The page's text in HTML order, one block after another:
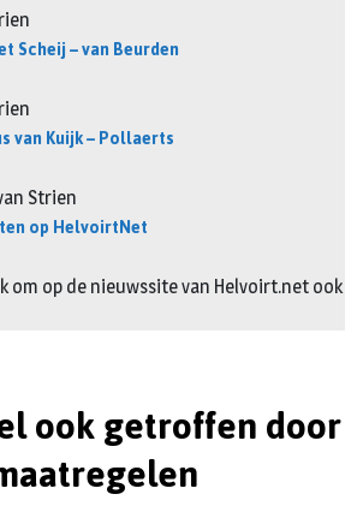
Scheij – van Beurden
van Kuijk – Pollaerts
Strien
op HelvoirtNet
om op de nieuwssite van Helvoirt.net ook
ook getroffen door